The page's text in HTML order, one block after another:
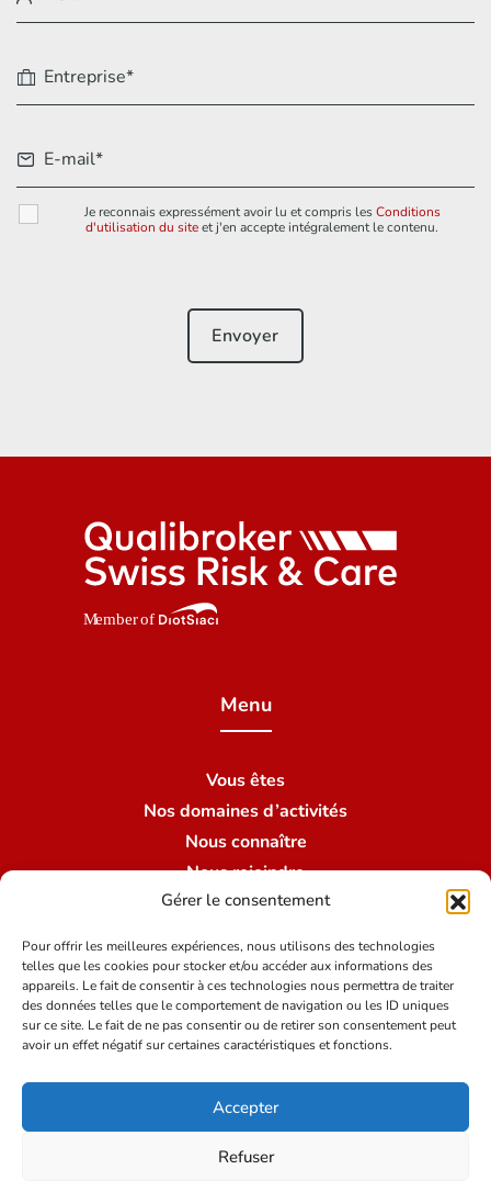
Gérer le consentement
Pour offrir les meilleures expériences, nous utilisons des technologies
telles que les cookies pour stocker et/ou accéder aux informations des
appareils. Le fait de consentir à ces technologies nous permettra de traiter
des données telles que le comportement de navigation ou les ID uniques
sur ce site. Le fait de ne pas consentir ou de retirer son consentement peut
avoir un effet négatif sur certaines caractéristiques et fonctions.
Accepter
Refuser
Je reconnais expressément avoir lu et compris lesConditions
d'utilisation du siteet j'en accepte intégralement le contenu.
Menu
Vous êtes
Nos domaines d’activités
Nous connaître
Nous rejoindre
Nous contacter
Conditions du site
Mentions légales
Politique de protection des données
Crédits